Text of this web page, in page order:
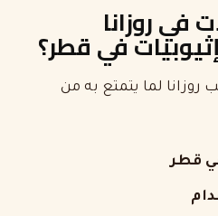
في روزانا
في قطر؟
روزانا لما يتمتع به من
قطر